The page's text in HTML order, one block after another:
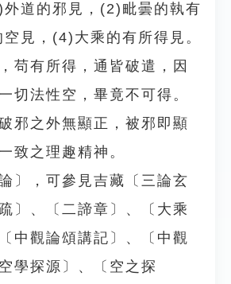
道的邪見，(2)毗曇的執有
見，(4)大乘的有所得見。
苟有所得，通皆破遣，因
切法性空，畢竟不可得。
邪之外無顯正，被邪即顯
致之理趣精神。
，可參見吉藏〔三論玄
〕、〔二諦章〕、〔大乘
中觀論頌講記〕、〔中觀
學探源〕、〔空之探